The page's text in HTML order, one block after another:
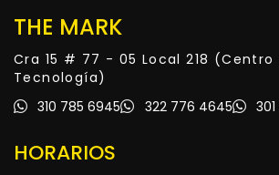
THE MARK
Cra 15 # 77 - 05 Local 218 (Centro
Tecnología)
310 785 6945
322 776 4645
HORARIOS